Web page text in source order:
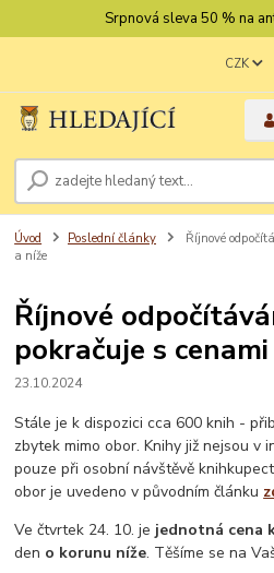
Srpnová sleva 50 % na
CZK
Úvod Poslední články
Říjnové
a níže
Říjnové
pokračuje s
23.10.2024
Stále je k dispozici cca 600 knih -
zbytek mimo obor. Knihy již nejsou v
pouze při osobní návštěvě
obor je uvedeno v původním článku
Ve čtvrtek 24. 10. je jednotná cena
den o korunu níže. Těšíme se na